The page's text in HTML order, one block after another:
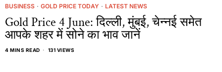
BUSINESS · GOLD PRICE TODAY · LATEST NEWS
Gold Price 4 June: दिल्ली, मुंबई, चेन्नई समेत
आपके शहर में सोने का भाव जानें
4 MINS READ 131 VIEWS